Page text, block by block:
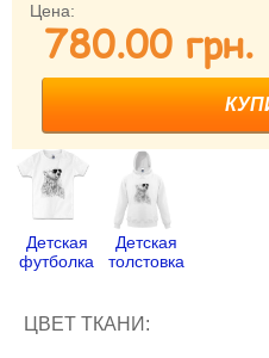
Забыли имя пользователя (логин)?
Регистрация
Цена:
780.00 грн.
Детская
футболка
Детская
толстовка
ЦВЕТ ТКАНИ: